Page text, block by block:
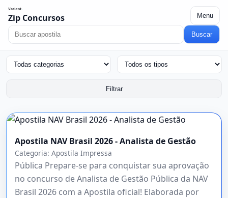
Zip Concursos Menu
Buscar
Filtrar
Apostila NAV Brasil 2026 - Analista de Gestão
Categoria: Apostila Impressa
Pública Prepare-se para conquistar sua aprovação
no concurso de Analista de Gestão Pública da NAV
Brasil 2026 com a Apostila oficial! Elaborada por